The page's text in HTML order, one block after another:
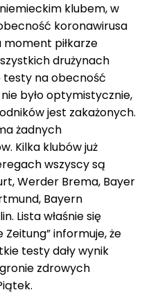
klubem, w
koronawirusa
moment piłkarze
drużynach
testy na obecność
było optymistycznie,
jest zakażonych.
żadnych
Kilka klubów już
wszyscy są
Werder Brema, Bayer
Bayern
Lista właśnie się
Zeitung” informuje, że
testy dały wynik
zdrowych